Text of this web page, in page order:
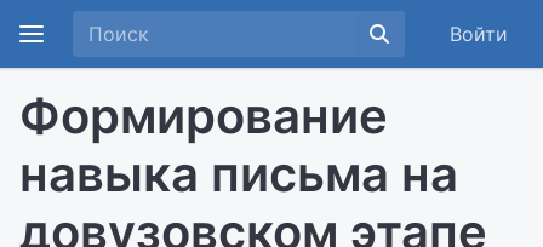
Войти
Формирование
навыка письма на
довузовском этапе